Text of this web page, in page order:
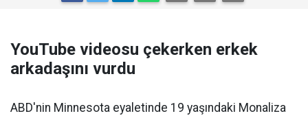
YouTube videosu çekerken erkek
arkadaşını vurdu
ABD'nin Minnesota eyaletinde 19 yaşındaki Monaliza